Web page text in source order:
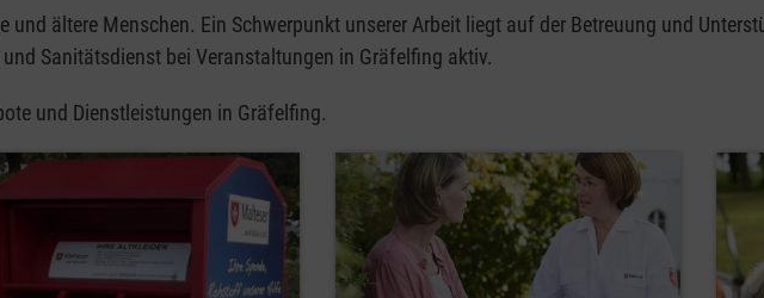
ältere Menschen. Ein Schwerpunkt unserer Arbeit liegt auf der Betreuung und
Sanitätsdienst bei Veranstaltungen in Gräfelfing aktiv.
und Dienstleistungen in Gräfelfing.